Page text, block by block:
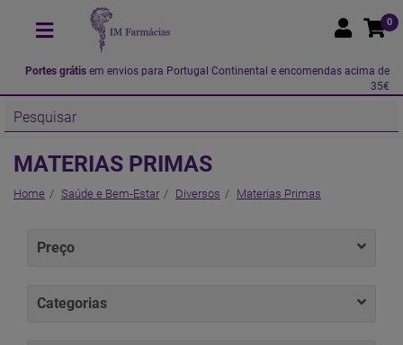
0
Portes grátis em envios para Portugal Continental e encomendas acima de
35€
MATERIAS PRIMAS
Home Saúde e Bem-Estar Diversos Materias Primas
Preço
Categorias